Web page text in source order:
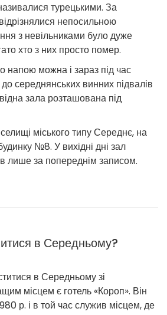
турецькими. За
непосильною
з невільниками було дуже
хто з них просто помер.
напою можна і зараз під час
до середнянських винних підвалів
зала розташована під
міського типу Середнє, на
№8. У вихідні дні зал
лише за попереднім записом.
в Середньому?
в Середньому зі
місцем є готель «Короп». Він
р. і в той час служив місцем, де